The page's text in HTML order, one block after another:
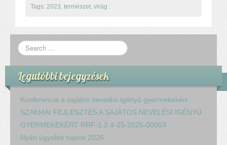
Tags: 2023, természet, virág .
Legutóbbi bejegyzések
Konferencia a sajátos nevelési igényű gyermekekért
SZAKMAI FEJLESZTÉS A SAJÁTOS NEVELÉSI IGÉNYŰ
GYERMEKEKÉRT RRF-1.2.4-25-2025-00053
Nyári ügyeleti napok 2026.